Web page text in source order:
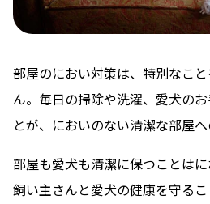
部屋のにおい対策は、特別なこ
ん。毎日の掃除や洗濯、愛犬の
とが、においのない清潔な部屋へ
部屋も愛犬も清潔に保つことはに
飼い主さんと愛犬の健康を守る